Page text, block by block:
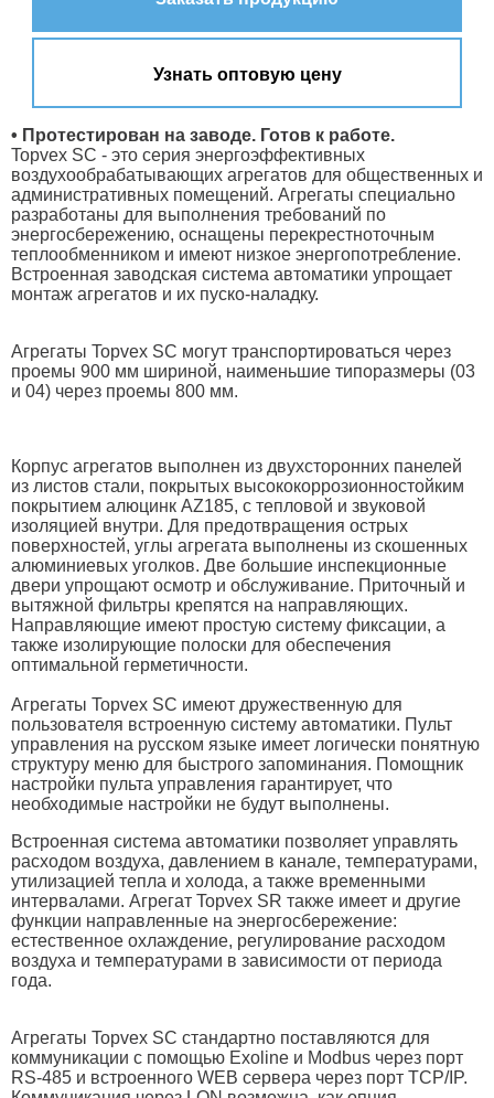
Узнать оптовую цену
• Протестирован на заводе. Готов к работе.
Topvex SC - это серия энергоэффективных
воздухообрабатывающих агрегатов для общественных и
административных помещений. Агрегаты специально
разработаны для выполнения требований по
энергосбережению, оснащены перекрестноточным
теплообменником и имеют низкое энергопотребление.
Встроенная заводская система автоматики упрощает
монтаж агрегатов и их пуско-наладку.
Агрегаты Topvex SC могут транспортироваться через
проемы 900 мм шириной, наименьшие типоразмеры (03
и 04) через проемы 800 мм.
Корпус агрегатов выполнен из двухсторонних панелей
из листов стали, покрытых высококоррозионностойким
покрытием алюцинк AZ185, с тепловой и звуковой
изоляцией внутри. Для предотвращения острых
поверхностей, углы агрегата выполнены из скошенных
алюминиевых уголков. Две большие инспекционные
двери упрощают осмотр и обслуживание. Приточный и
вытяжной фильтры крепятся на направляющих.
Направляющие имеют простую систему фиксации, а
также изолирующие полоски для обеспечения
оптимальной герметичности.
Агрегаты Topvex SC имеют дружественную для
пользователя встроенную систему автоматики. Пульт
управления на русском языке имеет логически понятную
структуру меню для быстрого запоминания. Помощник
настройки пульта управления гарантирует, что
необходимые настройки не будут выполнены.
Встроенная система автоматики позволяет управлять
расходом воздуха, давлением в канале, температурами,
утилизацией тепла и холода, а также временными
интервалами. Агрегат Topvex SR также имеет и другие
функции направленные на энергосбережение:
естественное охлаждение, регулирование расходом
воздуха и температурами в зависимости от периода
года.
Агрегаты Topvex SC стандартно поставляются для
коммуникации с помощью Exoline и Modbus через порт
RS-485 и встроенного WEB сервера через порт TCP/IP.